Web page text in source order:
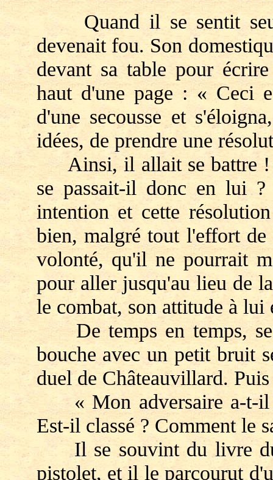
Quand il se sentit seul
devenait fou. Son
devant sa table pour
haut d'une page : « Ceci
d'une secousse et
idées, de prendre une
Ainsi, il allait se battre !
se passait-il donc en lui
intention et cette
bien, malgré tout l'effort de
volonté, qu'il ne pourrait
pour aller jusqu'au lieu de
le combat, son attitude à lui
De temps en temps, ses
bouche avec un petit bruit
duel de Châteauvillard.
« Mon adversaire a-t-il
Est-il classé ? Comment le
Il se souvint du livre du
pistolet, et il le parcourut